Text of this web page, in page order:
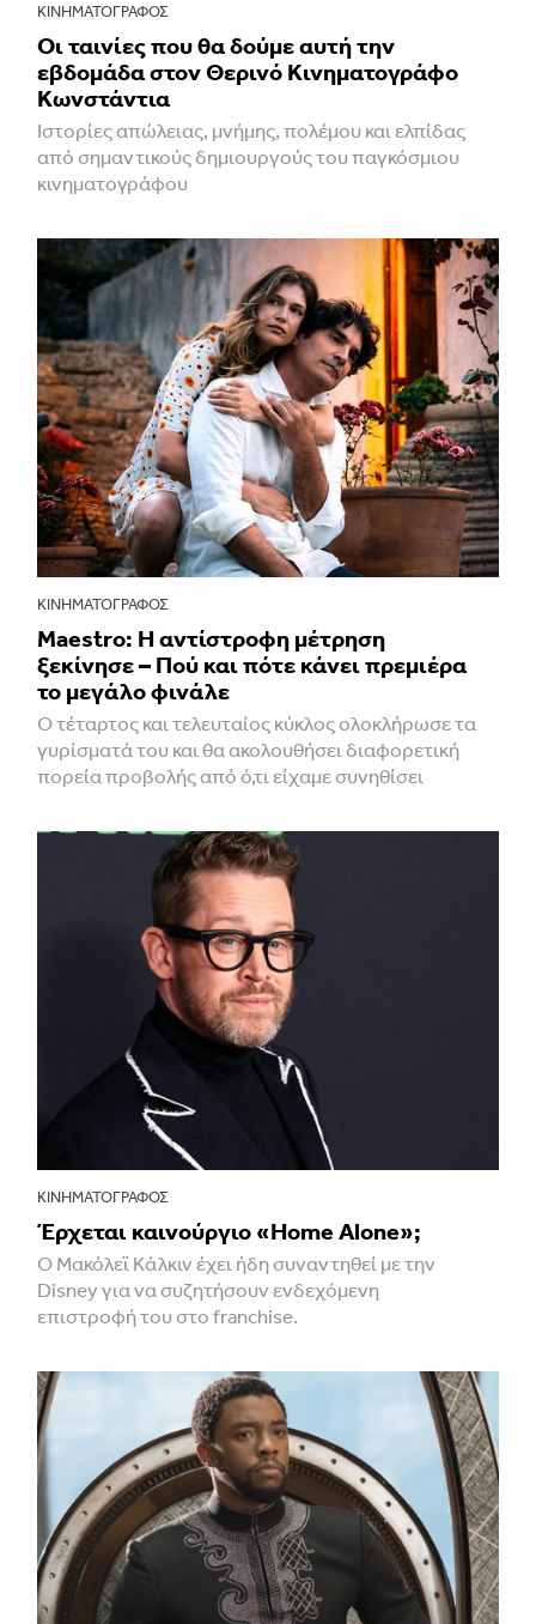
ΚΙΝΗΜΑΤΟΓΡΆΦΟΣ
Οι ταινίες που θα δούμε αυτή την
εβδομάδα στον Θερινό Κινηματογράφο
Κωνστάντια
Ιστορίες απώλειας, μνήμης, πολέμου και ελπίδας
από σημαντικούς δημιουργούς του παγκόσμιου
κινηματογράφου
ΚΙΝΗΜΑΤΟΓΡΆΦΟΣ
Maestro: Η αντίστροφη μέτρηση
ξεκίνησε – Πού και πότε κάνει πρεμιέρα
το μεγάλο φινάλε
Ο τέταρτος και τελευταίος κύκλος ολοκλήρωσε τα
γυρίσματά του και θα ακολουθήσει διαφορετική
πορεία προβολής από ό,τι είχαμε συνηθίσει
ΚΙΝΗΜΑΤΟΓΡΆΦΟΣ
Έρχεται καινούργιο «Home Alone»;
Ο Μακόλεϊ Κάλκιν έχει ήδη συναντηθεί με την
Disney για να συζητήσουν ενδεχόμενη
επιστροφή του στο franchise.